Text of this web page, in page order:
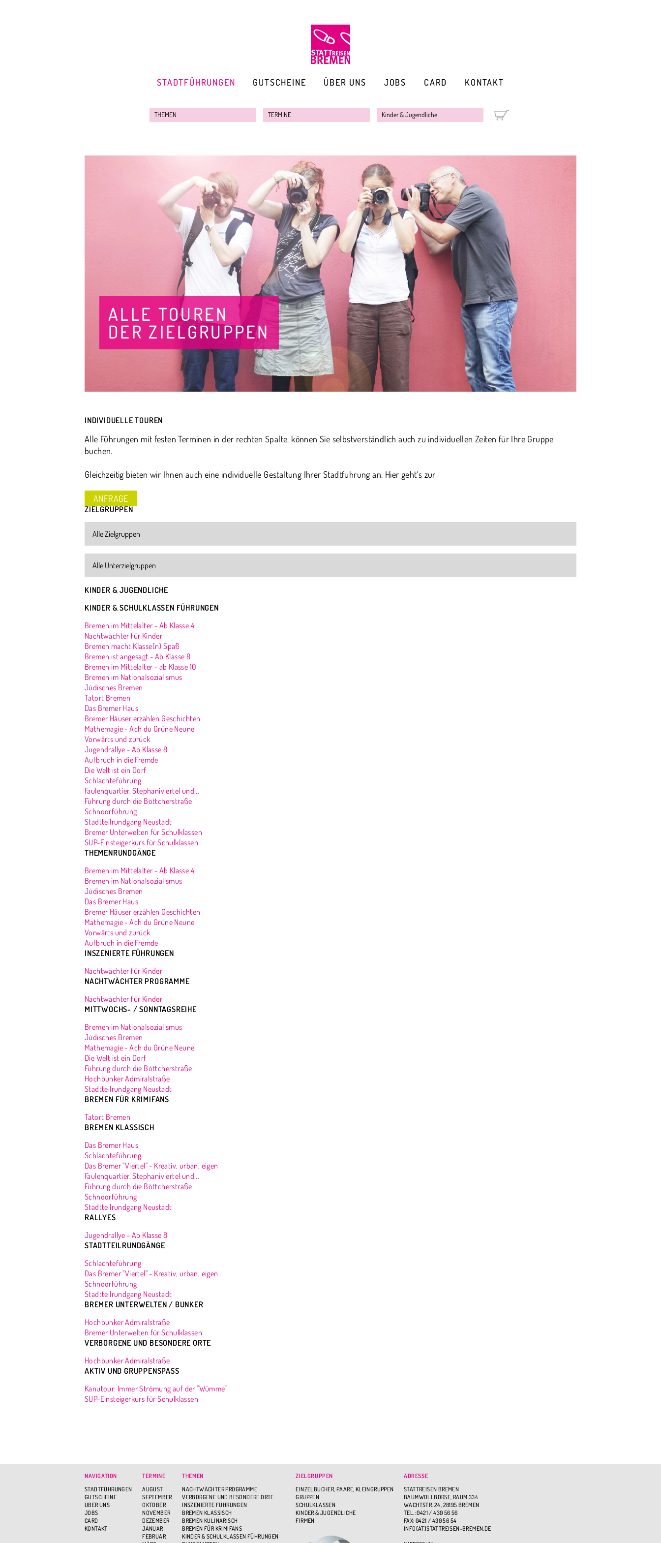
STADTFÜHRUNGEN GUTSCHEINE ÜBER UNS JOBS CARD KONTAKT
ALLE TOUREN
DER ZIELGRUPPEN
INDIVIDUELLE TOUREN
Alle Führungen mit festen Terminen in der rechten Spalte, können Sie selbstverständlich auch zu individuellen Zeiten für Ihre Gruppe
buchen.
Gleichzeitig bieten wir Ihnen auch eine individuelle Gestaltung Ihrer Stadtführung an. Hier geht‘s zur
ANFRAGE
ZIELGRUPPEN
KINDER & JUGENDLICHE
KINDER & SCHULKLASSEN FÜHRUNGEN
Bremen im Mittelalter - Ab Klasse 4
Nachtwächter für Kinder
Bremen macht Klasse(n) Spaß
Bremen ist angesagt - Ab Klasse 8
Bremen im Mittelalter - ab Klasse 10
Bremen im Nationalsozialismus
Jüdisches Bremen
Tatort Bremen
Das Bremer Haus
Bremer Häuser erzählen Geschichten
Mathemagie - Ach du Grüne Neune
Vorwärts und zurück
Jugendrallye - Ab Klasse 8
Aufbruch in die Fremde
Die Welt ist ein Dorf
Schlachteführung
Faulenquartier, Stephaniviertel und...
Führung durch die Böttcherstraße
Schnoorführung
Stadtteilrundgang Neustadt
Bremer Unterwelten für Schulklassen
SUP-Einsteigerkurs für Schulklassen
THEMENRUNDGÄNGE
Bremen im Mittelalter - Ab Klasse 4
Bremen im Nationalsozialismus
Jüdisches Bremen
Das Bremer Haus
Bremer Häuser erzählen Geschichten
Mathemagie - Ach du Grüne Neune
Vorwärts und zurück
Aufbruch in die Fremde
INSZENIERTE FÜHRUNGEN
Nachtwächter für Kinder
NACHTWÄCHTER PROGRAMME
Nachtwächter für Kinder
MITTWOCHS- / SONNTAGSREIHE
Bremen im Nationalsozialismus
Jüdisches Bremen
Mathemagie - Ach du Grüne Neune
Die Welt ist ein Dorf
Führung durch die Böttcherstraße
Hochbunker Admiralstraße
Stadtteilrundgang Neustadt
BREMEN FÜR KRIMIFANS
Tatort Bremen
BREMEN KLASSISCH
Das Bremer Haus
Schlachteführung
Das Bremer "Viertel" - Kreativ, urban, eigen
Faulenquartier, Stephaniviertel und...
Führung durch die Böttcherstraße
Schnoorführung
Stadtteilrundgang Neustadt
RALLYES
Jugendrallye - Ab Klasse 8
STADTTEILRUNDGÄNGE
Schlachteführung
Das Bremer "Viertel" - Kreativ, urban, eigen
Schnoorführung
Stadtteilrundgang Neustadt
BREMER UNTERWELTEN / BUNKER
Hochbunker Admiralstraße
Bremer Unterwelten für Schulklassen
VERBORGENE UND BESONDERE ORTE
Hochbunker Admiralstraße
AKTIV UND GRUPPENSPASS
Kanutour: Immer Strömung auf der "Wümme"
SUP-Einsteigerkurs für Schulklassen
NAVIGATION
STADTFÜHRUNGEN
GUTSCHEINE
ÜBER UNS
JOBS
CARD
KONTAKT
TERMINE
AUGUST
SEPTEMBER
OKTOBER
NOVEMBER
DEZEMBER
JANUAR
FEBRUAR
THEMEN
NACHTWÄCHTER PROGRAMME
VERBORGENE UND BESONDERE ORTE
INSZENIERTE FÜHRUNGEN
BREMEN KLASSISCH
BREMEN KULINARISCH
BREMEN FÜR KRIMIFANS
KINDER & SCHULKLASSEN FÜHRUNGEN
ZIELGRUPPEN
EINZELBUCHER, PAARE, KLEINGRUPPEN
GRUPPEN
SCHULKLASSEN
KINDER & JUGENDLICHE
FIRMEN
ADRESSE
STATTREISEN BREMEN
BAUMWOLLBÖRSE, RAUM 334
WACHTSTR. 24, 28195 BREMEN
TEL.: 0421 / 430 56 56
FAX: 0421 / 430 56 54
INFO(AT)STATTREISEN-BREMEN.DE